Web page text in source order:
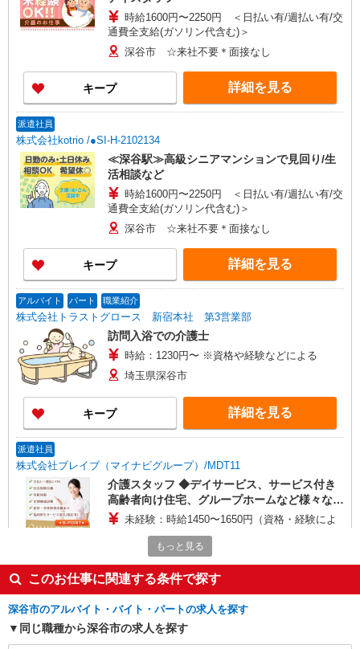
時給1600円〜2250円 ＜日払い有/週払い有/交
通費全支給(ガソリン代含む)＞
深谷市 ☆来社不要＊面接なし
キープ 詳細を見る
派遣社員
株式会社kotrio /●SI-H-2102134
≪深谷駅≫高級シニアマンションで見回り/生
活相談など
時給1600円〜2250円 ＜日払い有/週払い有/交
通費全支給(ガソリン代含む)＞
深谷市 ☆来社不要＊面接なし
キープ 詳細を見る
アルバイト パート 職業紹介
株式会社トラストグロース 新宿本社 第3営業部
訪問入浴での介護士
時給：1230円〜 ※資格や経験などによる
埼玉県深谷市
キープ 詳細を見る
派遣社員
株式会社ブレイブ（マイナビグループ）/MDT11
介護スタッフ ◆デイサービス、サービス付き
高齢者向け住宅、グループホームなど様々な勤
務先から選べます。
未経験：時給1450〜1650円（資格・経験によ
る） 経験者：時給1650〜1850円（資格・経験によ
日）＝32万5600円 ◆昇給あり ◆支払い方法 ※日
払い/週払い/月払い対応も可能です。詳しくは面談
時にご相談ください。 ◆交通費：別途全額支給 ※
当社規定あり
埼玉県深谷市 【最寄駅】 ◆秩父鉄道「明戸
駅」 ◆JR高崎線「岡部駅」 ◆秩父鉄道「小前田
駅」 ★その他、近隣に多数勤務地あります！
キープ 詳細を見る
もっと見る
このお仕事に関連する条件で探す
深谷市のアルバイト・バイト・パートの求人を探す
同じ職種から深谷市の求人を探す